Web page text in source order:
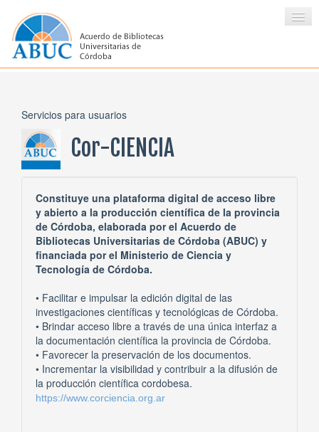
FORMACIÓN
CONTACTARSE
Servicios para usuarios
Cor-CIENCIA
Constituye una plataforma digital de acceso libre
y abierto a la producción científica de la provincia
de Córdoba, elaborada por el Acuerdo de
Bibliotecas Universitarias de Córdoba (ABUC) y
financiada por el Ministerio de Ciencia y
Tecnología de Córdoba.
• Facilitar e impulsar la edición digital de las
investigaciones científicas y tecnológicas de Córdoba.
• Brindar acceso libre a través de una única interfaz a
la documentación científica la provincia de Córdoba.
• Favorecer la preservación de los documentos.
• Incrementar la visibilidad y contribuir a la difusión de
la producción científica cordobesa.
https://www.corciencia.org.ar